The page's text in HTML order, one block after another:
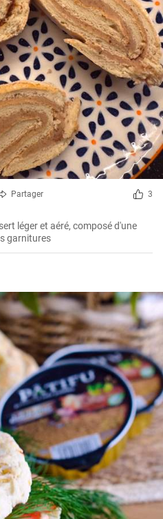
Partager 3
léger et aéré, composé d'une
garnitures